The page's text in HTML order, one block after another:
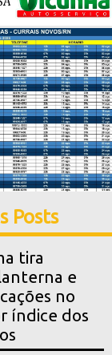
Posts
tira
e
no
índice dos